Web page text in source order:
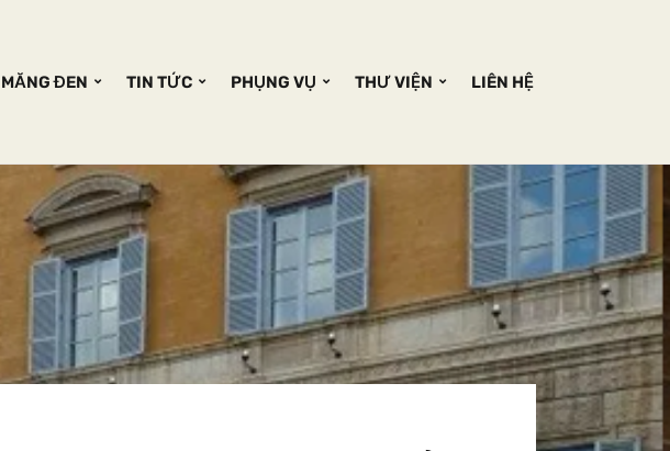
MĂNG ĐEN TIN TỨC PHỤNG VỤ THƯ VIỆN LIÊN HỆ